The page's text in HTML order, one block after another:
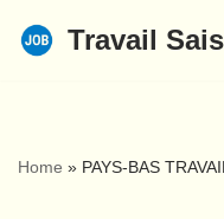
Travail
Home » PAYS-BAS